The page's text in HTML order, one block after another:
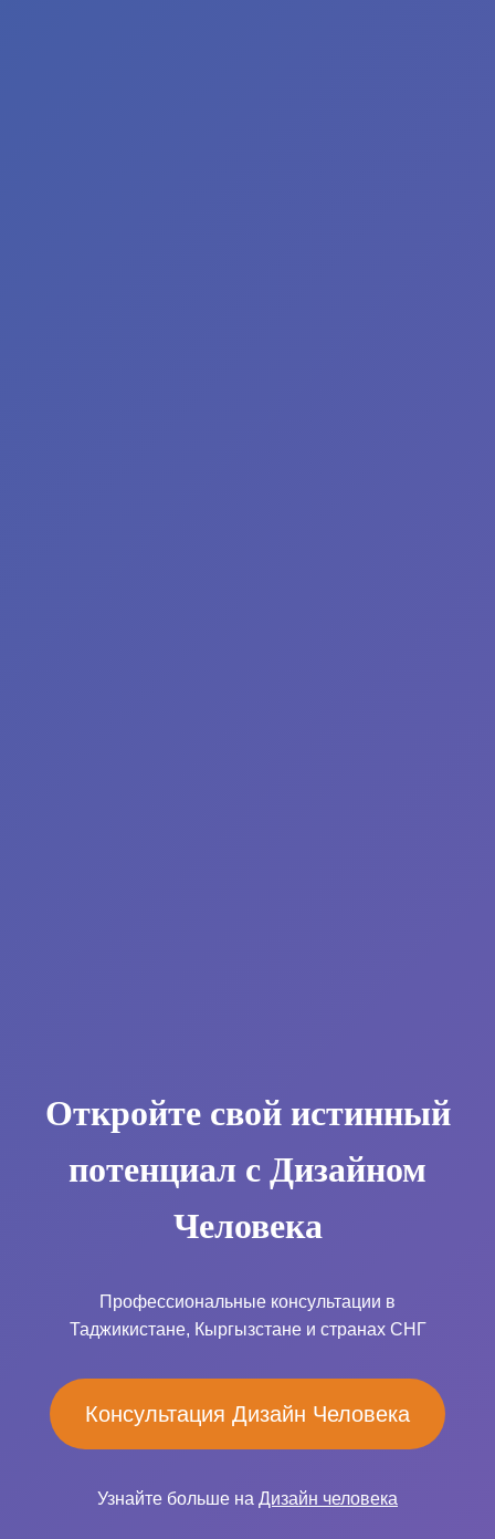
Откройте свой истинный
потенциал с Дизайном
Человека
Профессиональные консультации в
Таджикистане, Кыргызстане и странах СНГ
Консультация Дизайн Человека
Узнайте больше на Дизайн человека